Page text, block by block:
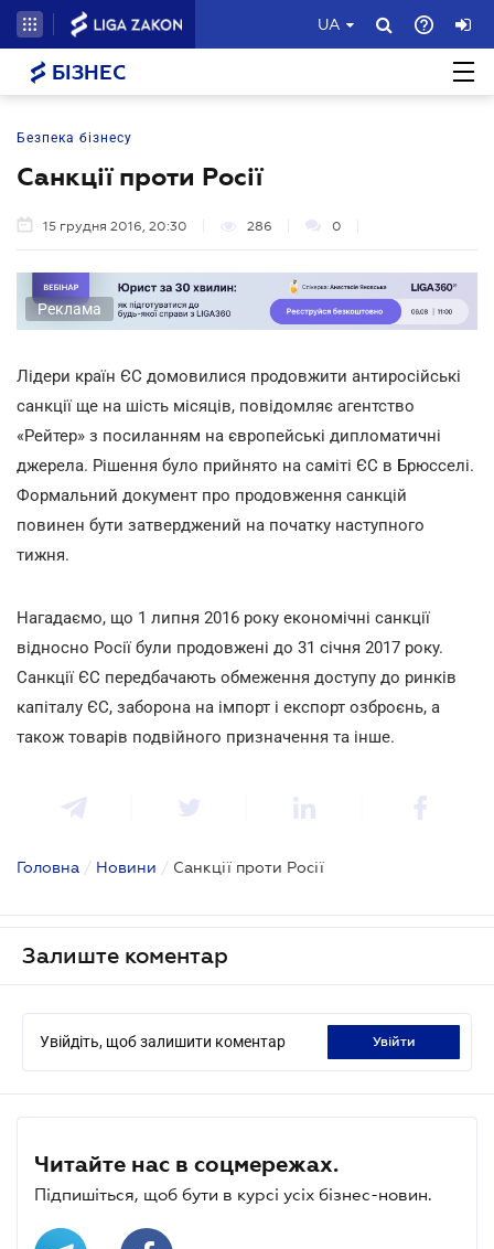
UA
БІЗНЕС
Безпека бізнесу
Санкції проти Росії
15 грудня 2016, 20:30 286 0
Реклама
Лідери країн ЄС домовилися продовжити антиросійські
санкції ще на шість місяців, повідомляє агентство
«Рейтер» з посиланням на європейські дипломатичні
джерела. Рішення було прийнято на саміті ЄС в Брюсселі.
Формальний документ про продовження санкцій
повинен бути затверджений на початку наступного
тижня.
Нагадаємо, що 1 липня 2016 року економічні санкції
відносно Росії були продовжені до 31 січня 2017 року.
Санкції ЄС передбачають обмеження доступу до ринків
капіталу ЄС, заборона на імпорт і експорт озброєнь, а
також товарів подвійного призначення та інше.
Головна / Новини / Санкції проти Росії
Залиште коментар
Увійдіть, щоб залишити коментар увійти
Читайте нас в соцмережах.
Підпишіться, щоб бути в курсі усіх бізнес-новин.